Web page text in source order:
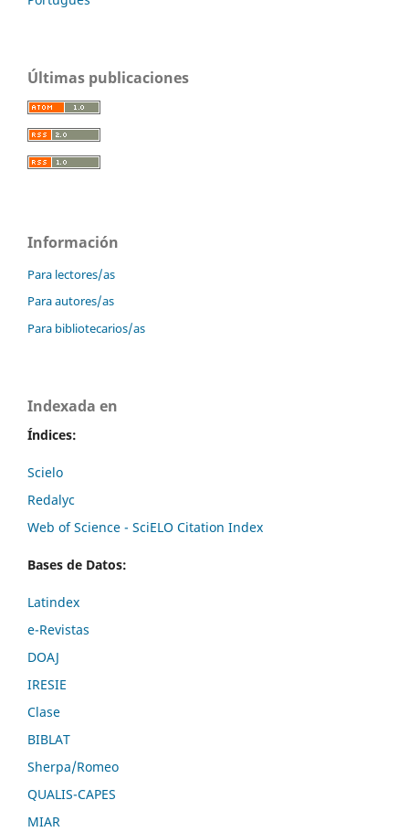
Últimas publicaciones
Información
Para lectores/as
Para autores/as
Para bibliotecarios/as
Indexada en
Índices:
Scielo
Redalyc
Web of Science - SciELO Citation Index
Bases de Datos:
Latindex
e-Revistas
DOAJ
IRESIE
Clase
BIBLAT
Sherpa/Romeo
QUALIS-CAPES
MIAR